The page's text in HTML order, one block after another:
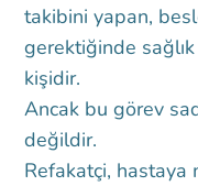
takibini yapan,
gerektiğinde
kişidir.
Ancak bu görev
değildir.
Refakatçi, hastaya